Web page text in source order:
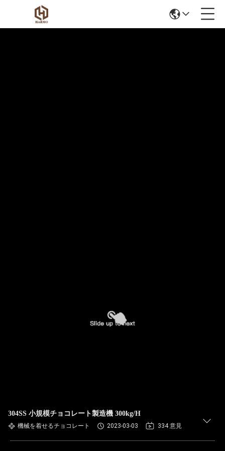
304SS 小規模チョコレート製造機 300kg/H
機械を着せるチョコレート 2023-03-03 334 意見